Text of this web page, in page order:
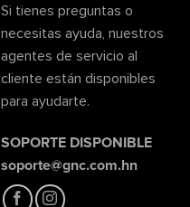
Si tienes preguntas o
necesitas ayuda, nuestros
agentes de servicio al
cliente están disponibles
para ayudarte.
SOPORTE DISPONIBLE
soporte@gnc.com.hn